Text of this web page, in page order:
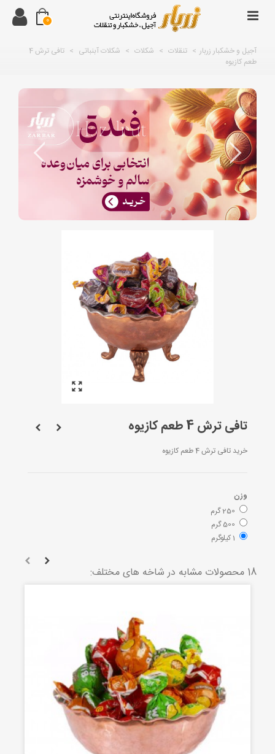
0
آجیل و خشکبار زربار > تنقلات > شکلات > شکلات آبنباتی >
تافی ترش 4
طعم کازیوه
تافی ترش 4 طعم کازیوه
خرید تافی ترش 4 طعم کازیوه
وزن
250 گرم
500 گرم
1 کیلوگرم
18 محصولات مشابه در شاخه های مختلف: